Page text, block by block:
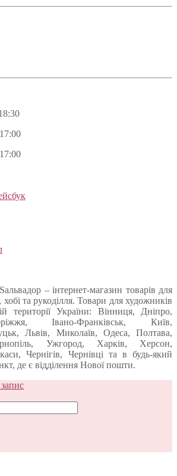
– інтернет-магазин товарів для
та рукоділля. Товари для художників
території України: Вінниця, Дніпро,
Івано-Франківськ, Київ,
Львів, Миколаїв, Одеса, Полтава,
Ужгород, Харків, Херсон,
Чернігів, Чернівці та в будь-який
де є відділення Нової пошти.